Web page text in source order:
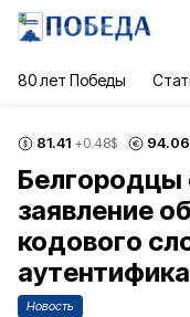
80 лет Победы
81.41 +0.48$ 94.06
Белгородцы
заявление
кодового
Новость